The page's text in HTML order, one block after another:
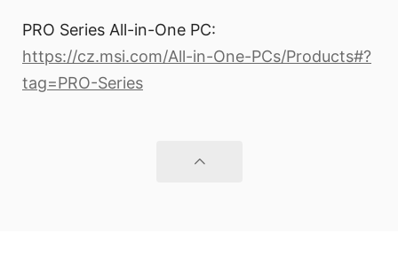
PRO Series All-in-One PC:
https://cz.msi.com/All-in-One-PCs/Products#?
tag=PRO-Series